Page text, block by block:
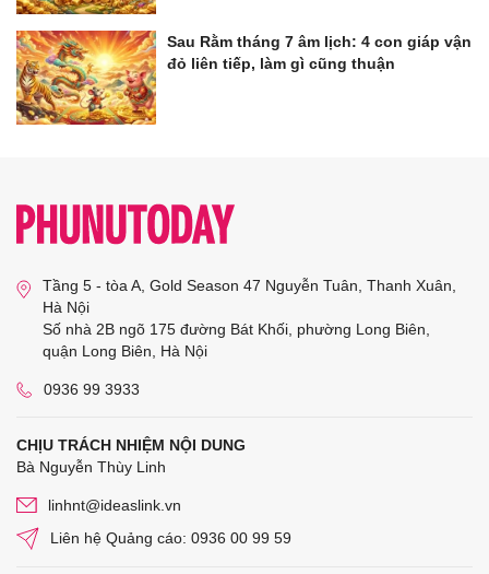
Sau Rằm tháng 7 âm lịch: 4 con giáp vận
đỏ liên tiếp, làm gì cũng thuận
Tầng 5 - tòa A, Gold Season 47 Nguyễn Tuân, Thanh Xuân,
Hà Nội
Số nhà 2B ngõ 175 đường Bát Khối, phường Long Biên,
quận Long Biên, Hà Nội
0936 99 3933
CHỊU TRÁCH NHIỆM NỘI DUNG
Bà Nguyễn Thùy Linh
linhnt@ideaslink.vn
Liên hệ Quảng cáo: 0936 00 99 59